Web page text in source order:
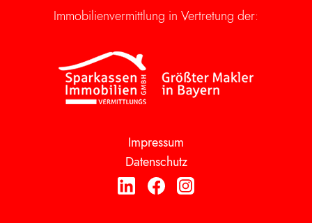
Immobilienvermittlung in Vertretung der:
Impressum
Datenschutz